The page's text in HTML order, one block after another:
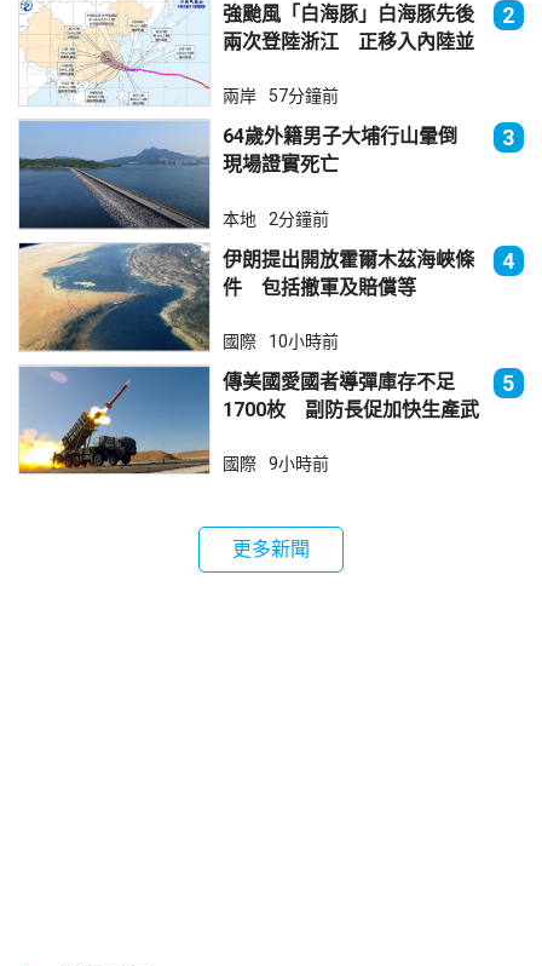
強颱風「白海豚」白海豚先後
兩次登陸浙江 正移入內陸並
2
兩岸 57分鐘前
64歲外籍男子大埔行山暈倒
現場證實死亡
3
本地 2分鐘前
伊朗提出開放霍爾木茲海峽條
件 包括撤軍及賠償等
4
國際 10小時前
傳美國愛國者導彈庫存不足
1700枚 副防長促加快生產武
5
國際 9小時前
更多新聞